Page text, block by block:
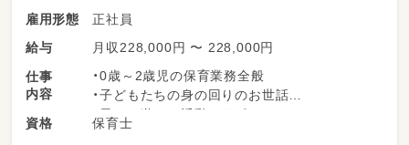
雇用形態
正社員
給与
月収228,000円 〜 228,000円
仕事
内容
・0歳～2歳児の保育業務全般
・子どもたちの身の回りのお世話
・日々の遊びや活動のサポート
季節の製作や行事準備
資格
保育士